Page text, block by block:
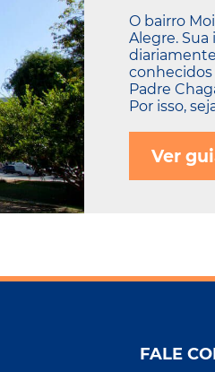
O bairro
Alegre.
conhecidos
Padre
Por isso,
Ver
FALE